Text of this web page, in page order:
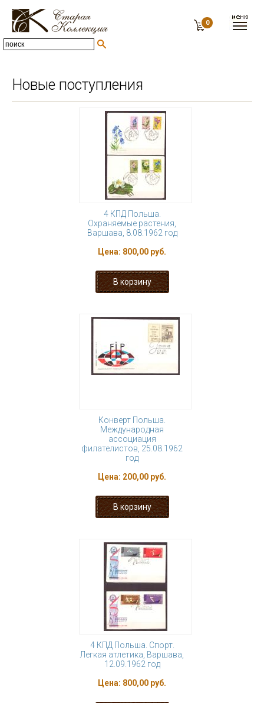
0
Новые поступления
4 КПД Польша.
Охраняемые растения,
Варшава, 8.08.1962 год
Цена: 800,00 руб.
Конверт Польша.
Международная
ассоциация
филателистов, 25.08.1962
год
Цена: 200,00 руб.
4 КПД Польша. Спорт.
Легкая атлетика, Варшава,
12.09.1962 год
Цена: 800,00 руб.